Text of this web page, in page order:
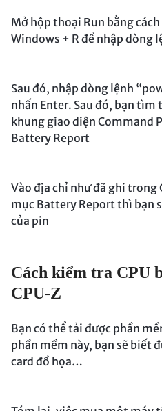
Mở hộp thoại Run bằng
Windows + R để nhập dòng
Sau đó, nhập dòng lệnh
nhấn Enter. Sau đó, bạn
khung giao diện Command
Battery Report
Vào địa chỉ như đã ghi
mục Battery Report thì bạn
của pin
Cách kiểm tra CPU
CPU-Z
Bạn có thể tải được phần
phần mềm này, bạn sẽ biết
card đồ họa…